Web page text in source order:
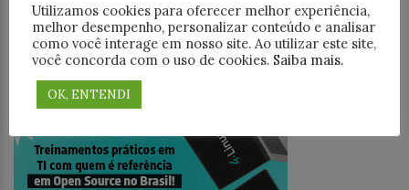
PESQUISAR
TREINAMENTO
Utilizamos cookies para oferecer melhor experiência,
melhor desempenho, personalizar conteúdo e analisar
como você interage em nosso site. Ao utilizar este site,
você concorda com o uso de cookies. Saiba mais.
OK, ENTENDI